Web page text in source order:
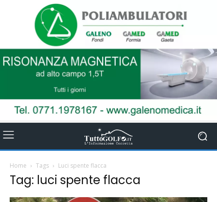
Home Tags Luci spente flacca
Tag: luci spente flacca